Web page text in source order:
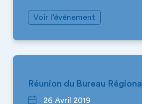
Voir l’événement
Réunion du Bureau Régional
26 Avril 2019